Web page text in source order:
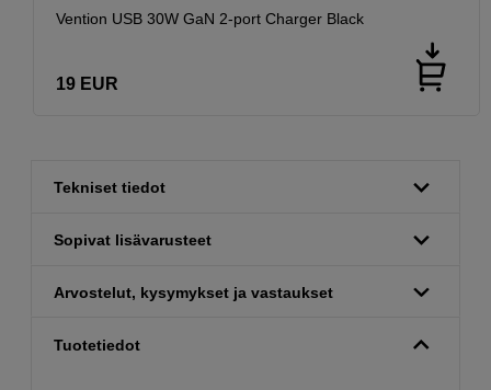
Vention USB 30W GaN 2-port Charger Black
19 EUR
Tekniset tiedot
Sopivat lisävarusteet
Arvostelut, kysymykset ja vastaukset
Tuotetiedot